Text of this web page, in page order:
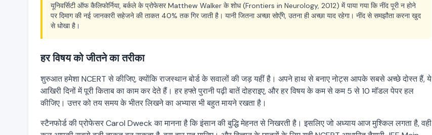
यूनिवर्सिटी ऑफ कैलिफोर्निया, बर्कले के प्रोफेसर Matthew Walker के शोध (Frontiers in Neurology, 2012) में पाया गया कि नींद पूरी न होने
पर दिमाग की नई जानकारी सहेजने की ताकत 40% तक गिर जाती है। यानी जितना अच्छा सोएँगे, उतना ही अच्छा याद रहेगा। नींद से समझौता करना खुद
से धोखा है।
हर विषय को जीतने का तरीका
शुरुआत हमेशा NCERT से कीजिए, क्योंकि राजस्थान बोर्ड के सवालों की जड़ यहीं है। अपने हाथ से बनाए नोट्स आपके सबसे अच्छे दोस्त हैं, ये
आखिरी दिनों में पूरी किताब का काम कर देते हैं। हर हफ्ते पुरानी पढ़ी बातें दोहराइए, और हर विषय के कम से कम 5 से 10 मॉडल पेपर हल
कीजिए। उत्तर को तय समय के भीतर लिखने का अभ्यास भी बहुत मायने रखता है।
स्टैनफोर्ड की प्रोफेसर Carol Dweck का मानना है कि इंसान की बुद्धि मेहनत से निखरती है। इसलिए जो अध्याय आज मुश्किल लगता है, वही